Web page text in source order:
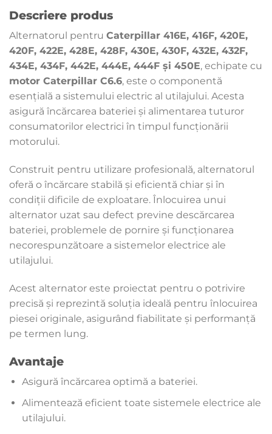
Descriere produs
Alternatorul pentru Caterpillar 416E, 416F, 420E,
420F, 422E, 428E, 428F, 430E, 430F, 432E, 432F,
434E, 434F, 442E, 444E, 444F și 450E, echipate cu
motor Caterpillar C6.6, este o componentă
esențială a sistemului electric al utilajului. Acesta
asigură încărcarea bateriei și alimentarea tuturor
consumatorilor electrici în timpul funcționării
motorului.
Construit pentru utilizare profesională, alternatorul
oferă o încărcare stabilă și eficientă chiar și în
condiții dificile de exploatare. Înlocuirea unui
alternator uzat sau defect previne descărcarea
bateriei, problemele de pornire și funcționarea
necorespunzătoare a sistemelor electrice ale
utilajului.
Acest alternator este proiectat pentru o potrivire
precisă și reprezintă soluția ideală pentru înlocuirea
piesei originale, asigurând fiabilitate și performanță
pe termen lung.
Avantaje
Asigură încărcarea optimă a bateriei.
Alimentează eficient toate sistemele electrice ale
utilajului.